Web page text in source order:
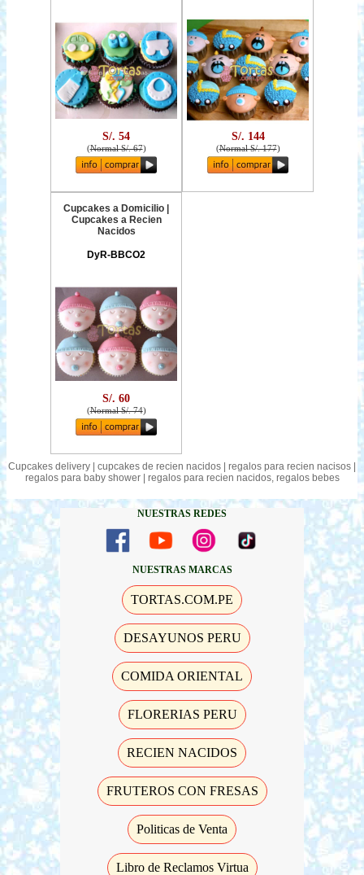
S/. 54
(Normal S/. 67)
S/. 144
(Normal S/. 177)
Cupcakes a Domicilio |
Cupcakes a Recien
Nacidos
DyR-BBCO2
S/. 60
(Normal S/. 74)
Cupcakes delivery | cupcakes de recien nacidos | regalos para recien nacisos |
regalos para baby shower | regalos para recien nacidos, regalos bebes
NUESTRAS REDES
NUESTRAS MARCAS
TORTAS.COM.PE
DESAYUNOS PERU
COMIDA ORIENTAL
FLORERIAS PERU
RECIEN NACIDOS
FRUTEROS CON FRESAS
Politicas de Venta
Libro de Reclamos Virtua